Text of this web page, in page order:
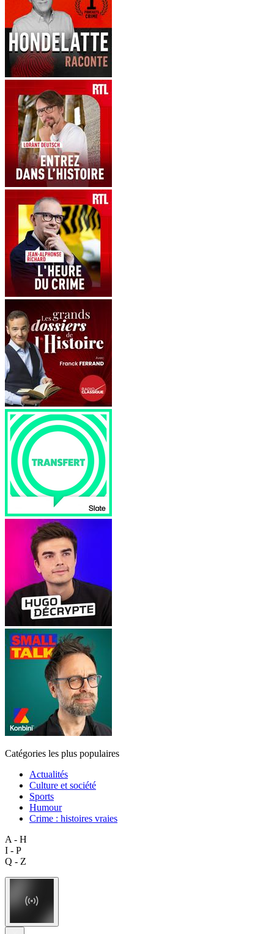
Catégories les plus populaires
Actualités
Culture et société
Sports
Humour
Crime : histoires vraies
A - H
I - P
Q - Z